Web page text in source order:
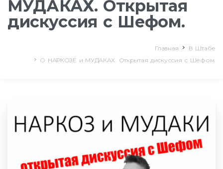
МУДАКАХ. Открытая
дискуссия с Шефом.
Главная
В Штабе
О НАРКОЗЕ и МУДАКАХ. Открытая дискуссия с Шефом.